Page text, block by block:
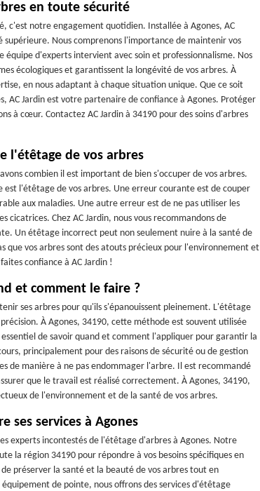
en toute sécurité
c'est notre engagement quotidien. Installée à Agones, AC
Nous comprenons l'importance de maintenir vos
d'experts intervient avec soin et professionnalisme. Nos
écologiques et garantissent la longévité de vos arbres. À
en nous adaptant à chaque situation unique. Que ce soit
Jardin est votre partenaire de confiance à Agones. Protéger
à cœur. Contactez AC Jardin à 34190 pour des soins d'arbres
l'étêtage de vos arbres
combien il est important de bien s'occuper de vos arbres.
est l'étêtage de vos arbres. Une erreur courante est de couper
aux maladies. Une autre erreur est de ne pas utiliser les
Chez AC Jardin, nous vous recommandons de
Un étêtage incorrect peut non seulement nuire à la santé de
que vos arbres sont des atouts précieux pour l'environnement et
confiance à AC Jardin !
et comment le faire ?
ses arbres pour qu'ils s'épanouissent pleinement. L'étêtage
À Agones, 34190, cette méthode est souvent utilisée
de savoir quand et comment l'appliquer pour garantir la
principalement pour des raisons de sécurité ou de gestion
de manière à ne pas endommager l'arbre. Il est recommandé
que le travail est réalisé correctement. À Agones, 34190,
de l'environnement et de la santé de vos arbres.
ses services à Agones
experts incontestés de l'étêtage d'arbres à Agones. Notre
la région 34190 pour répondre à vos besoins spécifiques en
préserver la santé et la beauté de vos arbres tout en
de pointe, nous offrons des services d'étêtage